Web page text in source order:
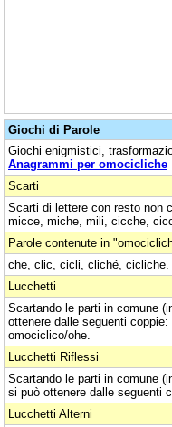
Giochi di Parole
Giochi enigmistici,
Anagrammi per omocicliche
Scarti
Scarti di lettere con resto non
micce, miche, mili, cicche,
Parole contenute in
che, clic, cicli, cliché, cicliche.
Lucchetti
Scartando le parti in comune
ottenere dalle seguenti
omociclico/ohe.
Lucchetti Riflessi
Scartando le parti in comune
si può ottenere dalle seguenti
Lucchetti Alterni